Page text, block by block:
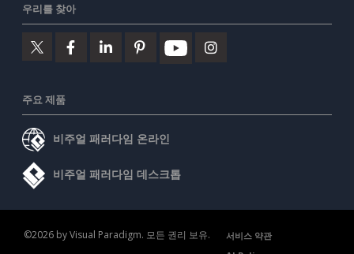
우리를 찾아
주요 제품
비주얼 패러다임 온라인
비주얼 패러다임 데스크톱
©2026 by Visual Paradigm. 모든 권리 보유.
서비스 약관